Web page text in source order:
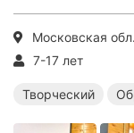
Московская
7-17 лет
Творческий